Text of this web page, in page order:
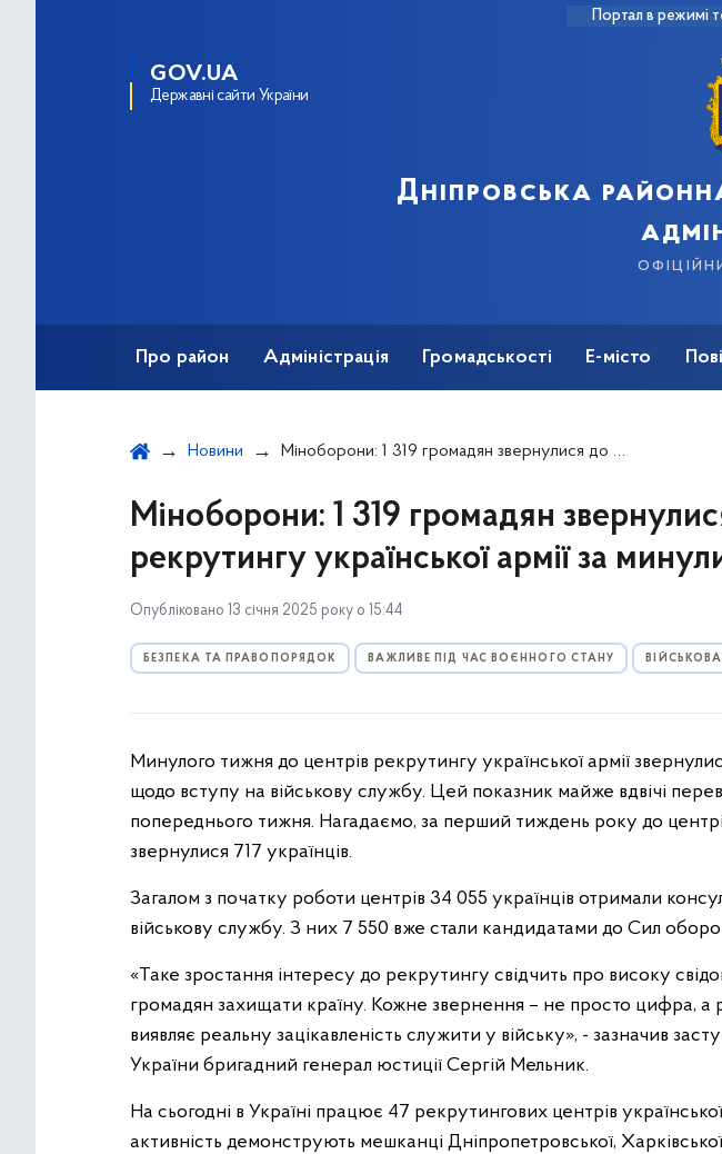
Портал в режимі
GOV.UA
Державні сайти України
Дніпровська
Про район Адміністрація Громадськості Е-місто
Новини Міноборони: 1 319 громадян звернулися до центрів рекрутингу української армії за минулий тиждень
Міноборони: 1 319 громадян
рекрутингу української армії за
Опубліковано 13 січня 2025 року о 15:44
БЕЗПЕКА ТА ПРАВОПОРЯДОК ВАЖЛИВЕ ПІД ЧАС ВОЄННОГО СТАНУ
Минулого тижня до центрів рекрутингу української армії
щодо вступу на військову службу. Цей показник майже вдвічі
попереднього тижня. Нагадаємо, за перший тиждень року до
звернулися 717 українців.
Загалом з початку роботи центрів 34 055 українців отримали
військову службу. З них 7 550 вже стали кандидатами до Сил
«Таке зростання інтересу до рекрутингу свідчить про високу
громадян захищати країну. Кожне звернення – не просто цифра, а
виявляє реальну зацікавленість служити у війську», - зазначив
України бригадний генерал юстиції Сергій Мельник.
На сьогодні в Україні працює 47 рекрутингових центрів
активність демонструють мешканці Дніпропетровської, Харківської,